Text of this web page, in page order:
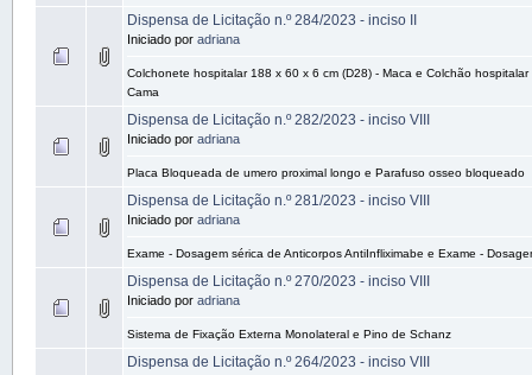
Dispensa de Licitação n.º 284/2023 - inciso II
Iniciado por adriana
Colchonete hospitalar 188 x 60 x 6 cm (D28) - Maca e Colchão
Cama
Dispensa de Licitação n.º 282/2023 - inciso VIII
Iniciado por adriana
Placa Bloqueada de umero proximal longo e Parafuso osseo bloqueado
Dispensa de Licitação n.º 281/2023 - inciso VIII
Iniciado por adriana
Exame - Dosagem sérica de Anticorpos AntiInfliximabe e Exame -
Dispensa de Licitação n.º 270/2023 - inciso VIII
Iniciado por adriana
Sistema de Fixação Externa Monolateral e Pino de Schanz
Dispensa de Licitação n.º 264/2023 - inciso VIII